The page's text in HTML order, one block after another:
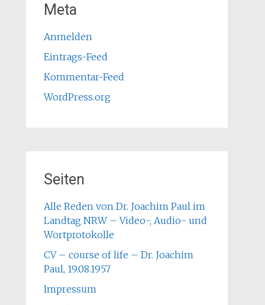
Meta
Anmelden
Eintrags-Feed
Kommentar-Feed
WordPress.org
Seiten
Alle Reden von Dr. Joachim Paul im
Landtag NRW – Video-, Audio- und
Wortprotokolle
CV – course of life – Dr. Joachim
Paul, 19.08.1957
Impressum